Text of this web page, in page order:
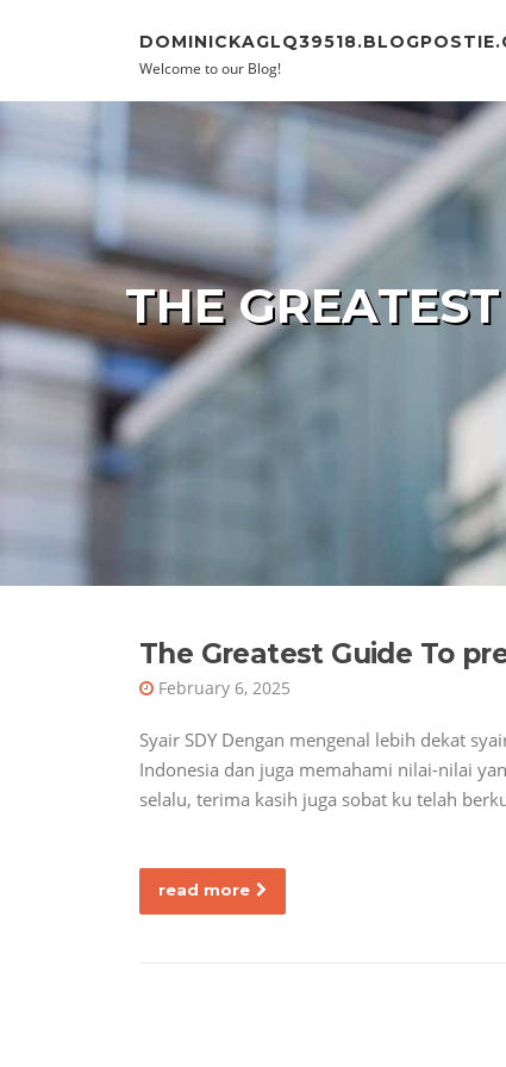
Welcome to our Blog!
THE
The Greatest Guide To
February 6, 2025
Syair SDY Dengan mengenal lebih dekat
Indonesia dan juga memahami nilai-nilai
selalu, terima kasih juga sobat ku telah
read more